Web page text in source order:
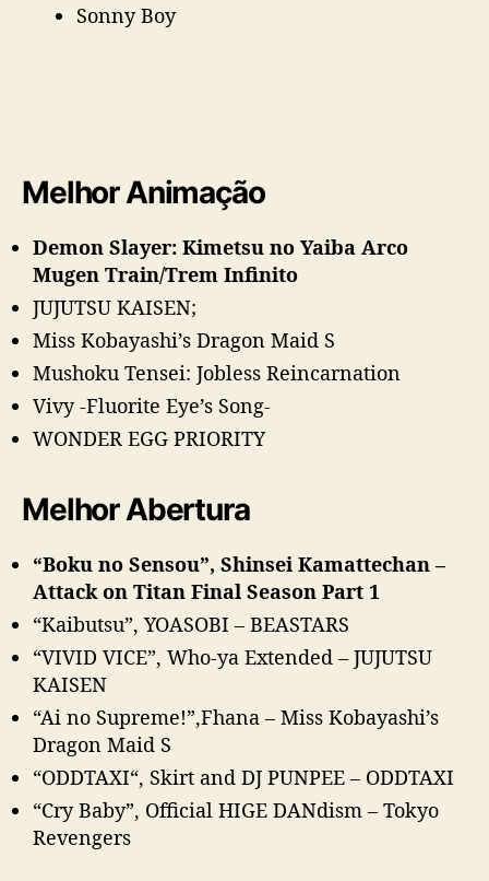
Sonny Boy
Melhor Animação
Demon Slayer: Kimetsu no Yaiba Arco
Mugen Train/Trem Infinito
JUJUTSU KAISEN;
Miss Kobayashi’s Dragon Maid S
Mushoku Tensei: Jobless Reincarnation
Vivy -Fluorite Eye’s Song-
WONDER EGG PRIORITY
Melhor Abertura
“Boku no Sensou”, Shinsei Kamattechan –
Attack on Titan Final Season Part 1
“Kaibutsu”, YOASOBI – BEASTARS
“VIVID VICE”, Who-ya Extended – JUJUTSU
KAISEN
“Ai no Supreme!”,Fhana – Miss Kobayashi’s
Dragon Maid S
“ODDTAXI“, Skirt and DJ PUNPEE – ODDTAXI
“Cry Baby”, Official HIGE DANdism – Tokyo
Revengers